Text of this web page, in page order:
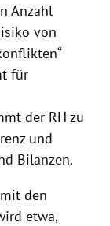
Anzahl
von
für
der RH zu
und
Bilanzen.
den
etwa,